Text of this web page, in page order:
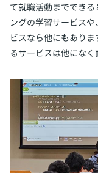
て就職活動まででき
ングの学習サービス
ビスなら他にもあり
るサービスは他になく